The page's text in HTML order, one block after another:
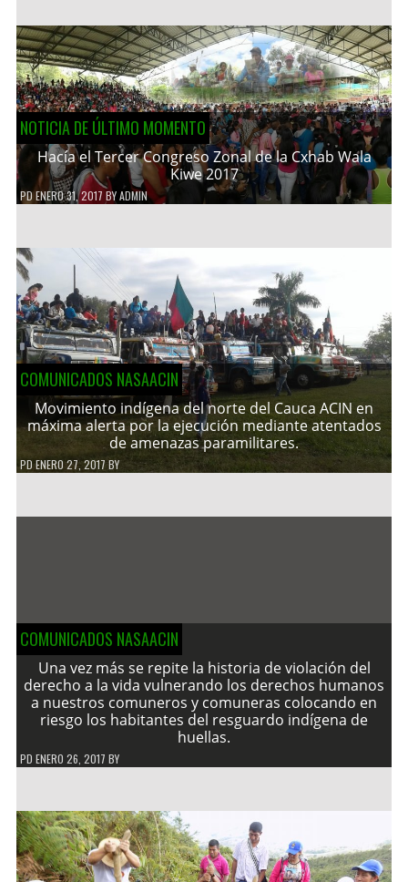
NOTICIA DE ÚLTIMO MOMENTO
Hacía el Tercer Congreso Zonal de la Cxhab Wala
Kiwe 2017
PDENERO 31, 2017 BYADMIN
COMUNICADOS NASAACIN
Movimiento indígena del norte del Cauca ACIN en
máxima alerta por la ejecución mediante atentados
de amenazas paramilitares.
PDENERO 27, 2017 BY
COMUNICADOS NASAACIN
Una vez más se repite la historia de violación del
derecho a la vida vulnerando los derechos humanos
a nuestros comuneros y comuneras colocando en
riesgo los habitantes del resguardo indígena de
huellas.
PD ENERO 26, 2017 BY